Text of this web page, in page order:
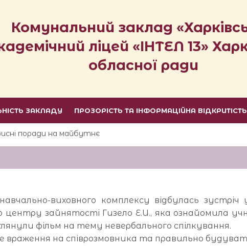
Комунальний заклад
ліцей «ІНТЕЛ 13»
обласної ради
ЗАКЛАДУ ПРОЗОРІСТЬ ТА ІНФОРМАЦІЙНА
поради на майбутнє
виховного комплексу відбулась зустріч
центру зайнятості Гизело Е.И., яка ознайомила
фільм на тему невербального спілкування.
враження на співрозмовника та правильно